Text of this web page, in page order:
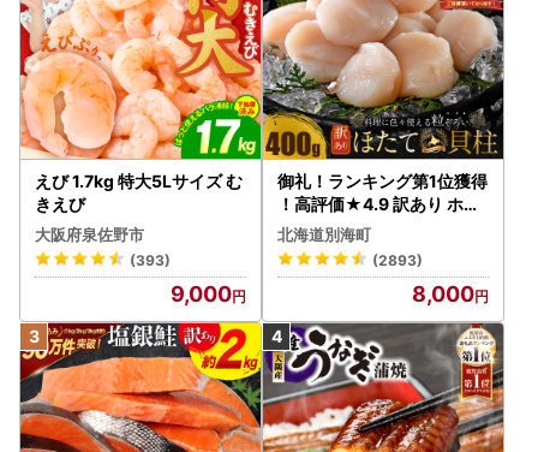
えび 1.7kg 特大5Lサイズ む
きえび
大阪府泉佐野市
(393)
9,000
御礼！ランキング第1位獲得
！高評価★4.9 訳あり ホタ
テ 400g（ほたて 帆立 貝柱
冷凍 ）
北海道別海町
(2893)
8,000